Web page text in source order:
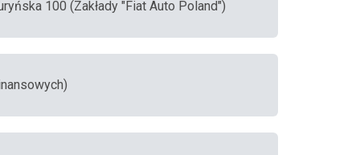
100 (Zakłady "Fiat Auto Poland")